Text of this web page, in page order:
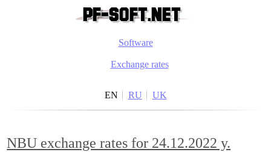
Software
Exchange rates
EN RU UK
NBU exchange rates for 24.12.2022 y.